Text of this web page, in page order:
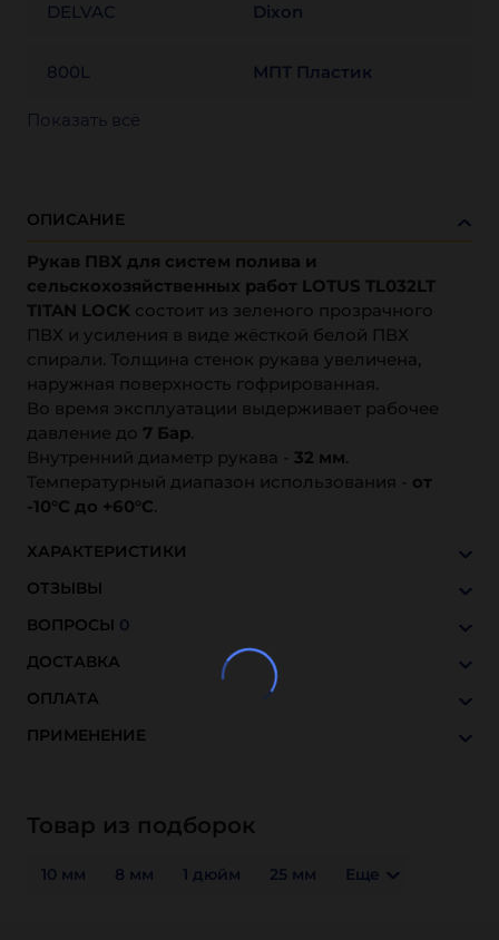
DELVAC Dixon
800L МПТ Пластик
Показать всё
ОПИСАНИЕ
Рукав ПВХ для систем полива и
сельскохозяйственных работ LOTUS TL032LT
TITAN LOCK состоит из зеленого прозрачного
ПВХ и усиления в виде жёсткой белой ПВХ
спирали. Толщина стенок рукава увеличена,
наружная поверхность гофрированная.
Во время эксплуатации выдерживает рабочее
давление до 7 Бар.
Внутренний диаметр рукава - 32 мм.
Температурный диапазон использования - от
-10°C до +60°C.
ХАРАКТЕРИСТИКИ
ОТЗЫВЫ
ВОПРОСЫ 0
ДОСТАВКА
ОПЛАТА
ПРИМЕНЕНИЕ
Товар из подборок
10 мм 8 мм 1 дюйм 25 мм Еще